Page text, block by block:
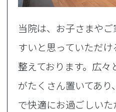
当院は、お子さまや
すいと思っていただ
整えております。広
がたくさん置いてあ
で快適にお過ごしい